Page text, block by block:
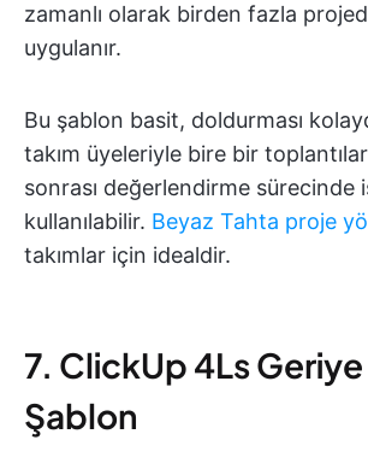
zamanlı olarak birden fazla
uygulanır.
Bu şablon basit, doldurması
takım üyeleriyle bire bir
sonrası değerlendirme sürecinde
kullanılabilir. Beyaz Tahta proje
takımlar için idealdir.
7. ClickUp 4Ls
Şablon